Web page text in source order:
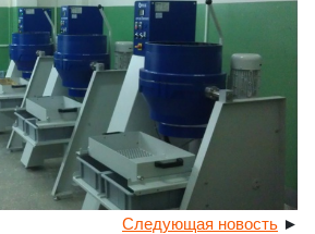
Следующая новость ►